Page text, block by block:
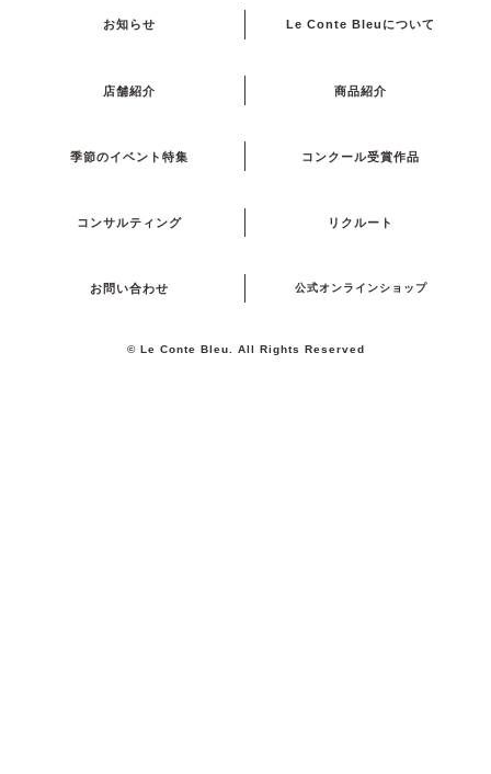
お知らせ Le Conte Bleuについて
店舗紹介 商品紹介
季節のイベント特集 コンクール受賞作品
コンサルティング リクルート
お問い合わせ 公式オンラインショップ
© Le Conte Bleu. All Rights Reserved